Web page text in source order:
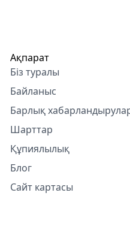
Ақпарат
Біз туралы
Байланыс
Барлық
Шарттар
Құпиялылық
Блог
Сайт картасы